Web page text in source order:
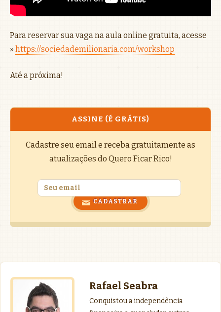
Para reservar sua vaga na aula online gratuita, acesse
» https://sociedademilionaria.com/workshop
Até a próxima!
ASSINE (É GRÁTIS)
Cadastre seu email e receba gratuitamente as
atualizações do Quero Ficar Rico!
Rafael Seabra
Conquistou a independência